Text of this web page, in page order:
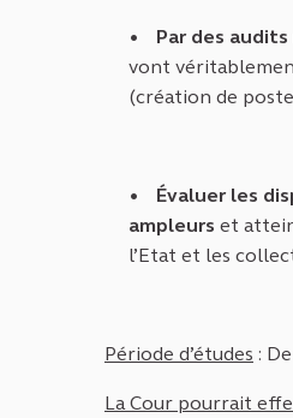
Par des
vont
(création de
Évaluer les
ampleurs et
l’Etat et les
Période d’études :
La Cour pourrait